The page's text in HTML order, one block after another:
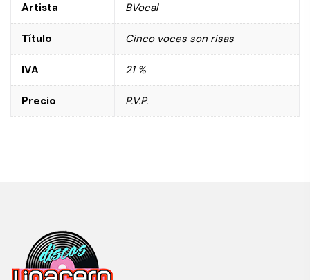
Artista BVocal
Título Cinco voces son risas
IVA 21 %
Precio P.V.P.